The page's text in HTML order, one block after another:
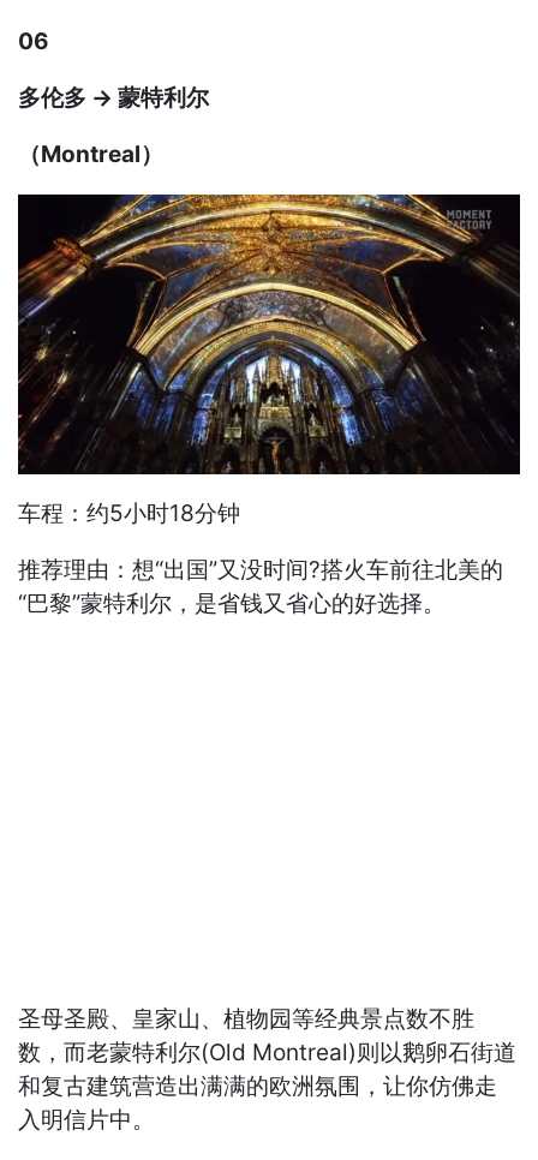
06
多伦多 → 蒙特利尔
（Montreal）
车程：约5小时18分钟
推荐理由：想“出国”又没时间?搭火车前往北美的
“巴黎”蒙特利尔，是省钱又省心的好选择。
圣母圣殿、皇家山、植物园等经典景点数不胜
数，而老蒙特利尔(Old Montreal)则以鹅卵石街道
和复古建筑营造出满满的欧洲氛围，让你仿佛走
入明信片中。